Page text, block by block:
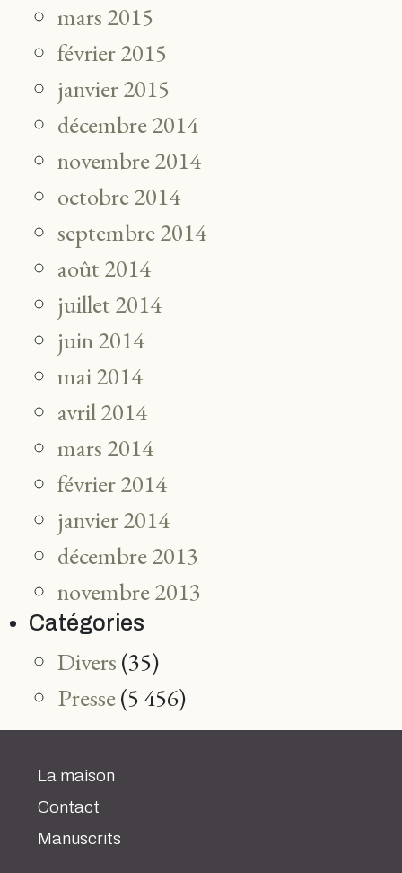
mars 2015
février 2015
janvier 2015
décembre 2014
novembre 2014
octobre 2014
septembre 2014
août 2014
juillet 2014
juin 2014
mai 2014
avril 2014
mars 2014
février 2014
janvier 2014
décembre 2013
novembre 2013
Catégories
Divers (35)
Presse(5 456)
La maison
Contact
Manuscrits